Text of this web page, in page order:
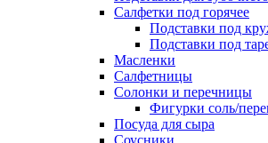
Салфетки под горячее
Подставки под
Подставки под
Масленки
Салфетницы
Солонки и перечницы
Фигурки соль/
Посуда для сыра
Соусники